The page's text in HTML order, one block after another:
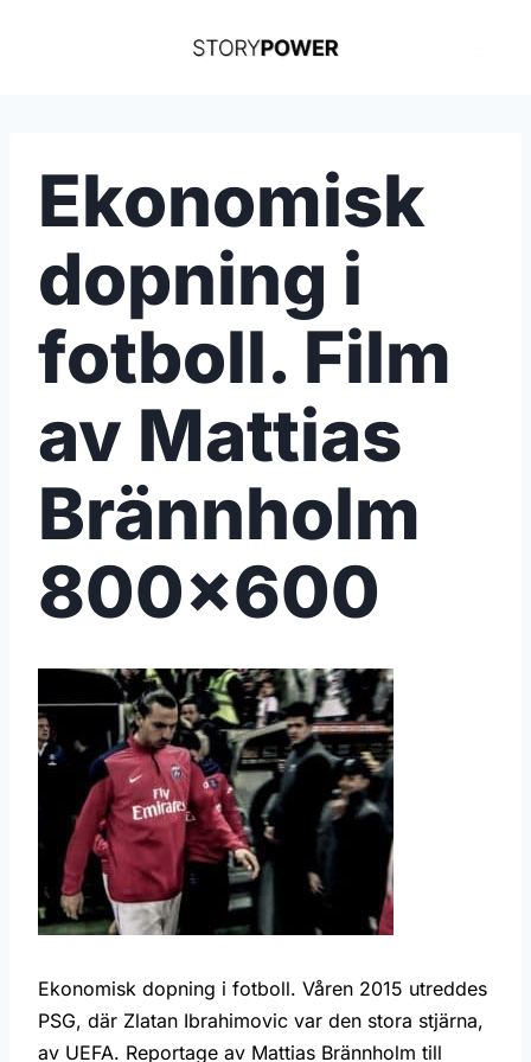
Ekonomisk
dopning i
fotboll. Film
av Mattias
Brännholm
800×600
Ekonomisk dopning i fotboll. Våren 2015 utreddes
PSG, där Zlatan Ibrahimovic var den stora stjärna,
av UEFA. Reportage av Mattias Brännholm till